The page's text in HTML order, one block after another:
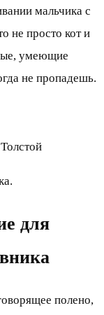
мальчика с
не просто кот и
умеющие
не пропадешь.
для
полено,